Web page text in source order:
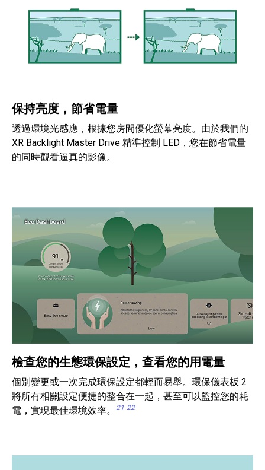
保持亮度，節省電量
透過環境光感應，根據您房間優化螢幕亮度。由於我們的
XR Backlight Master Drive 精準控制 LED，您在節省電量
的同時觀看逼真的影像。
檢查您的生態環保設定，查看您的用電量
個別變更或一次完成環保設定都輕而易舉。環保儀表板 2
將所有相關設定便捷的整合在一起，甚至可以監控您的耗
電，實現最佳環境效率。
21 22